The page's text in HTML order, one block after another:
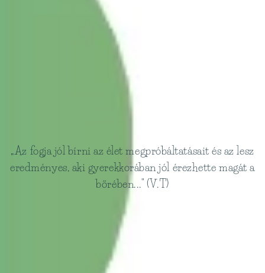
„Az fogja jól bírni az élet megpróbáltatásait és az lesz
eredményes, aki gyerekkorában jól érezhette magát a
bőrében..." (V.T)